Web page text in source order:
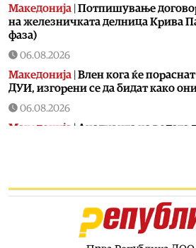
Македонија Потпишување
на железничката делница Крива
фаза)
06.08.2026
Македонија Влен кога ќе
ДУИ, изгорени се да бидат како
06.08.2026
Македонија | Aнализита на водата
06.08.2026
Мицкоски и
договори за финансирање на
железничката делница Крива